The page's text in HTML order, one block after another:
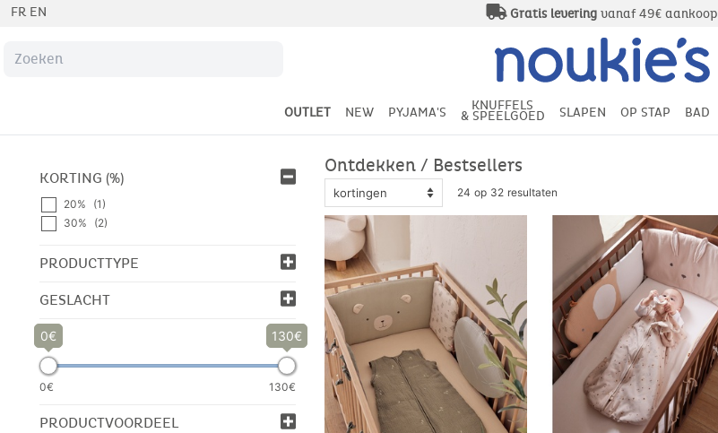
FR EN Gratis levering vanaf 49€ aankoop
OUTLET NEW PYJAMA'S KNUFFELS
& SPEELGOED SLAPEN OP STAP BAD
KORTING (%)
20%
(1)
30%
(2)
PRODUCTTYPE
GESLACHT
0 130
0€ 130€
PRODUCTVOORDEEL
Ontdekken / Bestsellers
24 op 32 resultaten